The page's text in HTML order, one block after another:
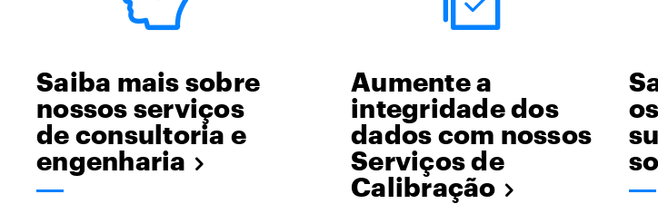
Saiba mais sobre
nossos serviços
de consultoria e
engenharia
Aumente a
integridade dos
dados com nossos
Serviços de
Calibração